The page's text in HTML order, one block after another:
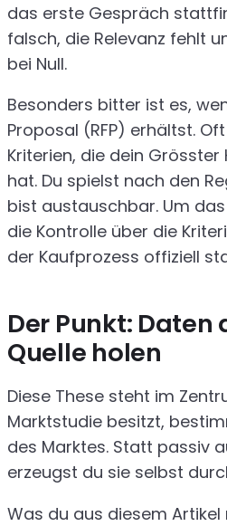
das erste Gespräch
falsch, die Relevanz fehlt
bei Null.
Besonders bitter ist es,
Proposal (RFP) erhältst.
Kriterien, die dein
hat. Du spielst nach den
bist austauschbar. Um
die Kontrolle über die
der Kaufprozess offiziell
Der Punkt:
Quelle holen
Diese These steht im
Marktstudie besitzt,
des Marktes. Statt passiv
erzeugst du sie selbst
Was du aus diesem